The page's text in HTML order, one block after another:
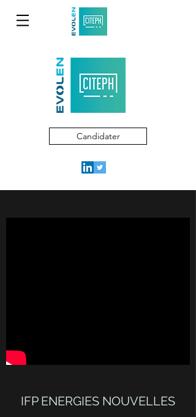
Candidater
IFP ENERGIES NOUVELLES